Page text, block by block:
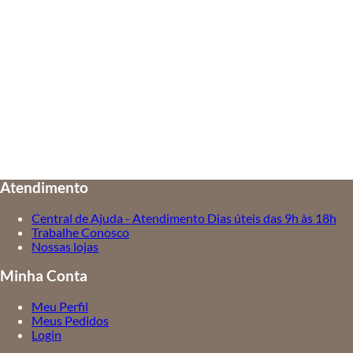
Atendimento
Central de Ajuda - Atendimento Dias úteis das 9h às 18h
Trabalhe Conosco
Nossas lojas
Minha Conta
Meu Perfil
Meus Pedidos
Login